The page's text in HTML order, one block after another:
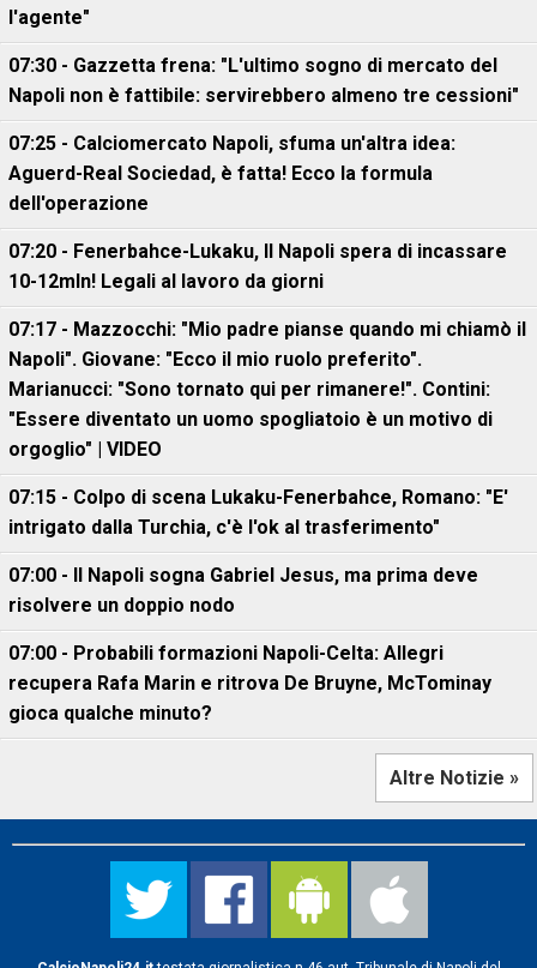
l'agente"
07:30 - Gazzetta frena: "L'ultimo sogno di mercato del
Napoli non è fattibile: servirebbero almeno tre cessioni"
07:25 - Calciomercato Napoli, sfuma un'altra idea:
Aguerd-Real Sociedad, è fatta! Ecco la formula
dell'operazione
07:20 - Fenerbahce-Lukaku, ll Napoli spera di incassare
10-12mln! Legali al lavoro da giorni
07:17 - Mazzocchi: "Mio padre pianse quando mi chiamò il
Napoli". Giovane: "Ecco il mio ruolo preferito".
Marianucci: "Sono tornato qui per rimanere!". Contini:
"Essere diventato un uomo spogliatoio è un motivo di
orgoglio" | VIDEO
07:15 - Colpo di scena Lukaku-Fenerbahce, Romano: "E'
intrigato dalla Turchia, c'è l'ok al trasferimento"
07:00 - Il Napoli sogna Gabriel Jesus, ma prima deve
risolvere un doppio nodo
07:00 - Probabili formazioni Napoli-Celta: Allegri
recupera Rafa Marin e ritrova De Bruyne, McTominay
gioca qualche minuto?
Altre Notizie »